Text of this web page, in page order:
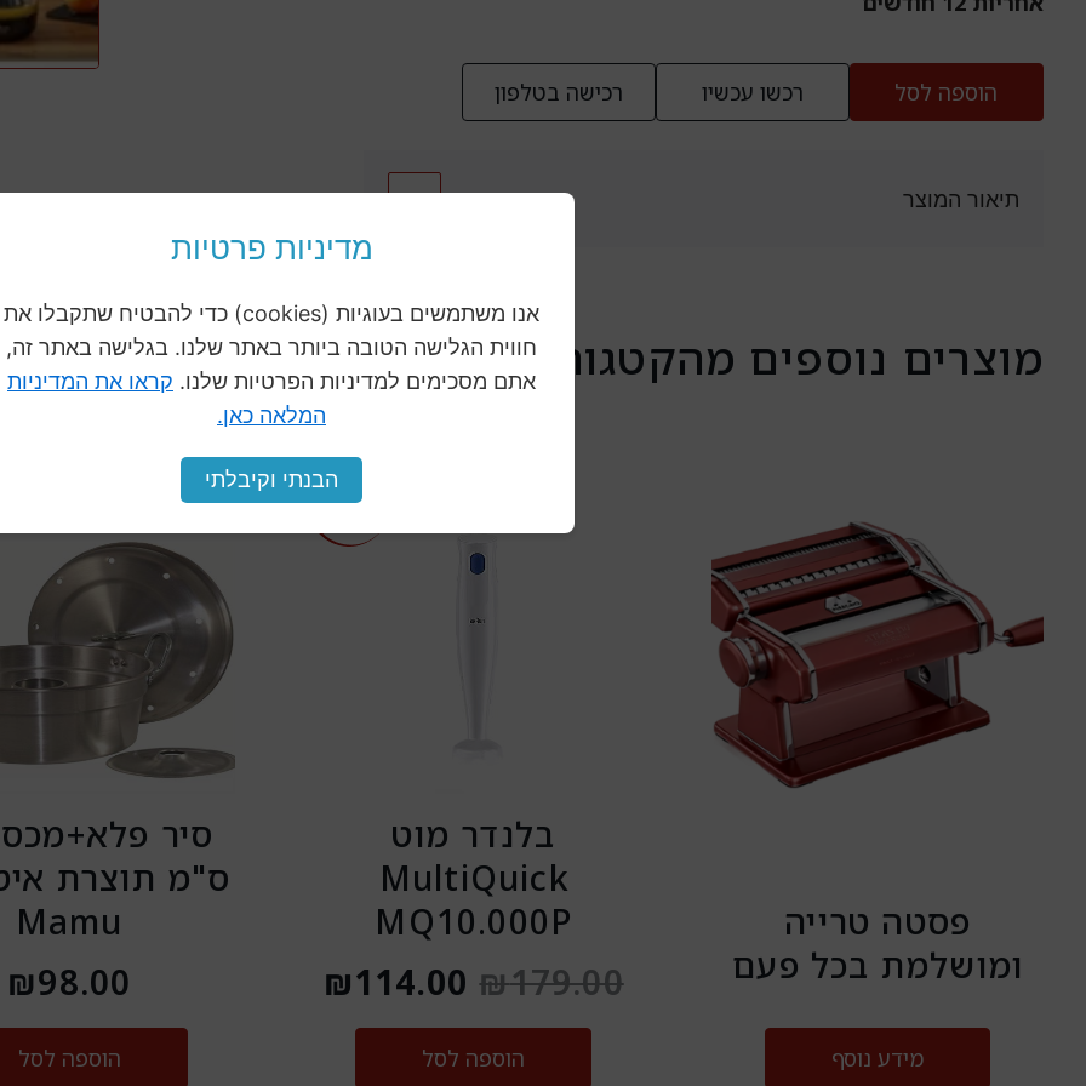
הוספה לסל רכשו עכשיו רכישה בטלפון
תיאור המוצר
מוצרים נוספים מהקטגוריה לכל המוצרים
פסטה טרייה
ומושלמת בכל פעם
מידע נוסף
מבצע
מבצע
בלנדר מוט
MultiQuick
MQ10.000P
₪179.00
המחיר
₪114.00
המחיר
₪114.00.
הוספה לסל
ס"מ תוצרת
Mamu
₪98.00
הוספה לסל
מדיניות פרטיות
אנו משתמשים בעוגיות (cookies) כדי להבטיח שתקבלו את
חווית הגלישה הטובה ביותר באתר שלנו. בגלישה באתר זה,
אתם מסכימים למדיניות הפרטיות שלנו. קראו את המדיניות
המלאה כאן.
הבנתי וקיבלתי